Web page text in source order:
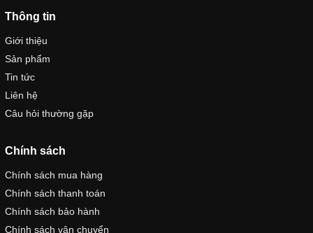
Thông tin
Giới thiệu
Sản phẩm
Tin tức
Liên hệ
Câu hỏi thường gặp
Chính sách
Chính sách mua hàng
Chính sách thanh toán
Chính sách bảo hành
Chính sách vận chuyển